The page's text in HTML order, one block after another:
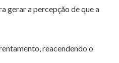
gerar a percepção de que a
reacendendo o